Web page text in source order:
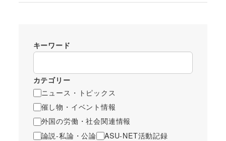
キーワード
カテゴリー
ニュース・トピックス
催し物・イベント情報
外国の労働・社会関連情報
論説-私論・公論
ASU-NET活動記録